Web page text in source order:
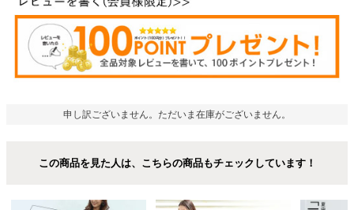
申し訳ございません。ただいま在庫がございません。
この商品を見た人は、こちらの商品もチェックしています！